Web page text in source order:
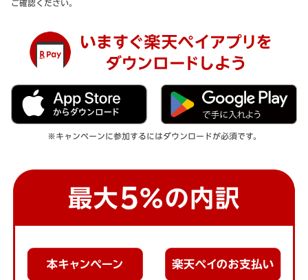
ご確認ください。
※キャンペーンに参加するにはダウンロードが必須です。